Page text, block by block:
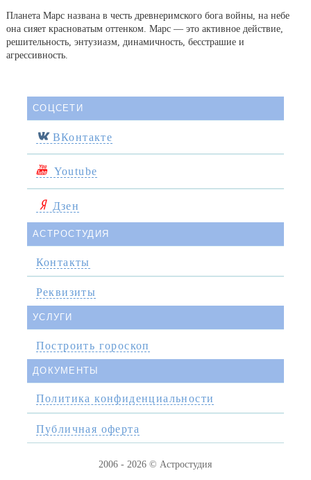
Планета Марс названа в честь древнеримского бога войны, на небе
она сияет красноватым оттенком. Марс — это активное действие,
решительность, энтузиазм, динамичность, бесстрашие и
агрессивность.
СОЦСЕТИ
ВКонтакте
Youtube
Дзен
АСТРОСТУДИЯ
Контакты
Реквизиты
УСЛУГИ
Построить гороскоп
ДОКУМЕНТЫ
Политика конфиденциальности
Публичная оферта
2006 - 2026 © Астростудия